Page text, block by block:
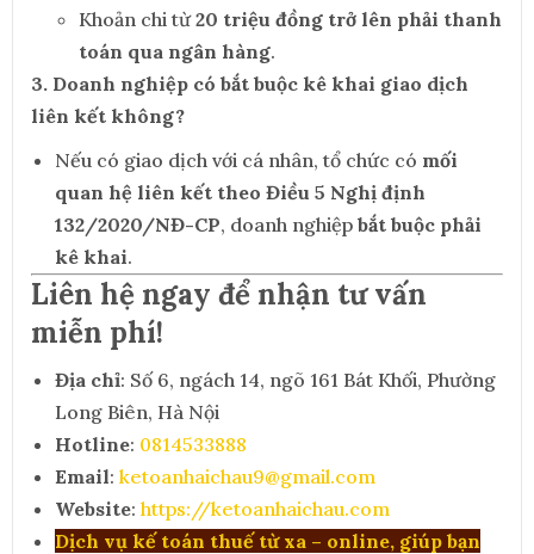
Khoản chi từ20 triệu đồng trở lên phải thanh
toán qua ngân hàng.
3. Doanh nghiệp có bắt buộc kê khai giao dịch
liên kết không?
Nếu có giao dịch với cá nhân, tổ chức có mối
quan hệ liên kết theo Điều 5 Nghị định
132/2020/NĐ-CP, doanh nghiệp bắt buộc phải
kê khai.
Liên hệ ngay để nhận tư vấn
miễn phí!
Địa chỉ: Số 6, ngách 14, ngõ 161 Bát Khối, Phường
Long Biên, Hà Nội
Hotline: 0814533888
Email: ketoanhaichau9@gmail.com
Website: https://ketoanhaichau.com
Dịch vụ kế toán thuế từ xa – online, giúp bạn